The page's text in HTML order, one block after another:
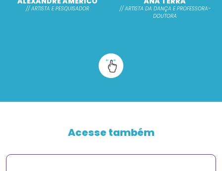
// ARTISTA E PESQUISADOR
// ARTISTA DA DANÇA E PROFESSORA-
DOUTORA
Acesse também